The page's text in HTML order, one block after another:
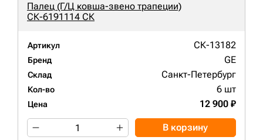
Палец (Г/Ц ковша-звено трапеции)
СК-6191114 СК
Артикул СК-13182
Бренд GE
Склад Санкт-Петербург
Кол-во 6 шт
Цена 12 900 ₽
В корзину